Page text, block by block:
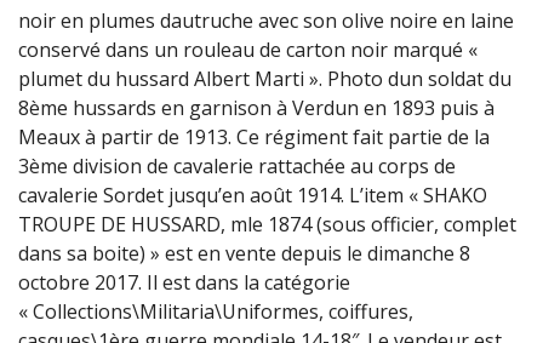
noir en plumes dautruche avec son olive noire en laine
conservé dans un rouleau de carton noir marqué «
plumet du hussard Albert Marti ». Photo dun soldat du
8ème hussards en garnison à Verdun en 1893 puis à
Meaux à partir de 1913. Ce régiment fait partie de la
3ème division de cavalerie rattachée au corps de
cavalerie Sordet jusqu’en août 1914. L’item « SHAKO
TROUPE DE HUSSARD, mle 1874 (sous officier, complet
dans sa boite) » est en vente depuis le dimanche 8
octobre 2017. Il est dans la catégorie
« Collections\Militaria\Uniformes, coiffures,